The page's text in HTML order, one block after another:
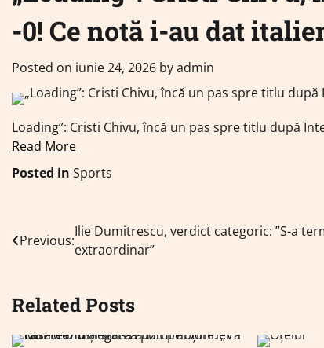
-0! Ce notă i-au dat
Posted on iunie 24, 2026 byadmin
Loading”: Cristi Chivu, încă un pas spre titlu după
Read More
Posted in Sports
Navigare
articole
Previous:
Ilie Dumitrescu, verdict categoric: ”S-a
extraordinar”
Related Posts